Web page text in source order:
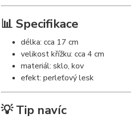
📊 Specifikace
délka: cca 17 cm
velikost křížku: cca 4 cm
materiál: sklo, kov
efekt: perleťový lesk
💡 Tip navíc